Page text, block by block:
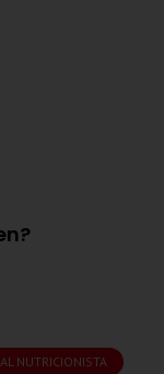
NUTRICIONISTA